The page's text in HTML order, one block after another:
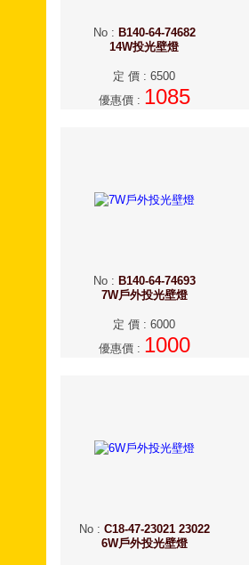
No: B140-64-74682
14W投光壁燈
定 價 : 6500
優惠價: 1085
No: B140-64-74693
7W戶外投光壁燈
定 價 : 6000
優惠價: 1000
No: C18-47-23021 23022
6W戶外投光壁燈